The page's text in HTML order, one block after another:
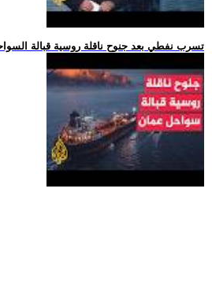
.. تسرب نفطي بعد جنوح ناقلة روسية قبالة